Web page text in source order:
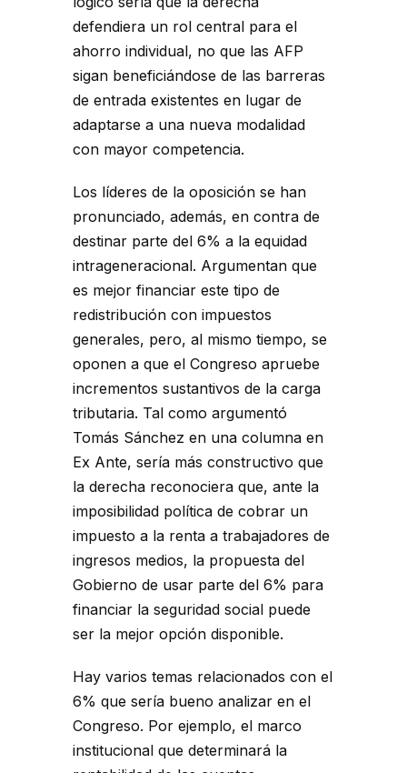
defendiera un rol central para el
ahorro individual, no que las AFP
sigan beneficiándose de las barreras
de entrada existentes en lugar de
adaptarse a una nueva modalidad
con mayor competencia.
Los líderes de la oposición se han
pronunciado, además, en contra de
destinar parte del 6% a la equidad
intrageneracional. Argumentan que
es mejor financiar este tipo de
redistribución con impuestos
generales, pero, al mismo tiempo, se
oponen a que el Congreso apruebe
incrementos sustantivos de la carga
tributaria. Tal como argumentó
Tomás Sánchez en una columna en
Ex Ante, sería más constructivo que
la derecha reconociera que, ante la
imposibilidad política de cobrar un
impuesto a la renta a trabajadores de
ingresos medios, la propuesta del
Gobierno de usar parte del 6% para
financiar la seguridad social puede
ser la mejor opción disponible.
Hay varios temas relacionados con el
6% que sería bueno analizar en el
Congreso. Por ejemplo, el marco
institucional que determinará la